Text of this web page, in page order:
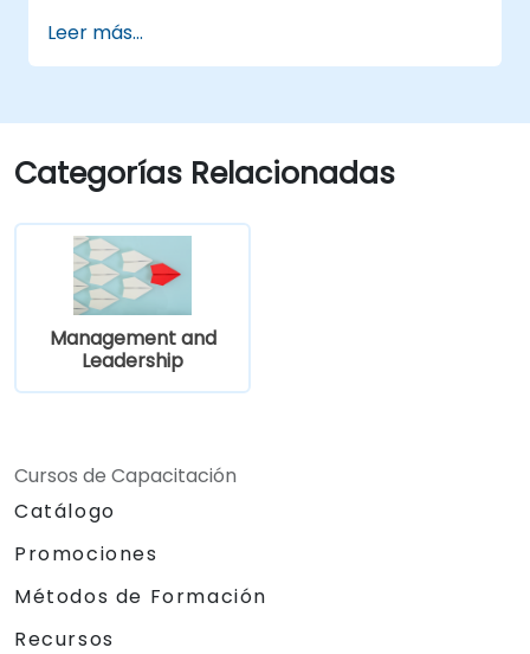
cambios repentinos en el apoyo o
interrupciones en la comunicación.
Construir relaciones a largo plazo.
Leer más...
Categorías Relacionadas
Management and
Leadership
Cursos de Capacitación
Catálogo
Promociones
Métodos de Formación
Recursos